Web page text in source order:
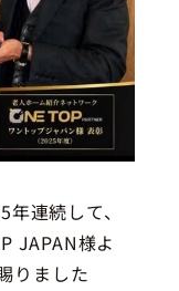
連続して、
JAPAN様よ
りました